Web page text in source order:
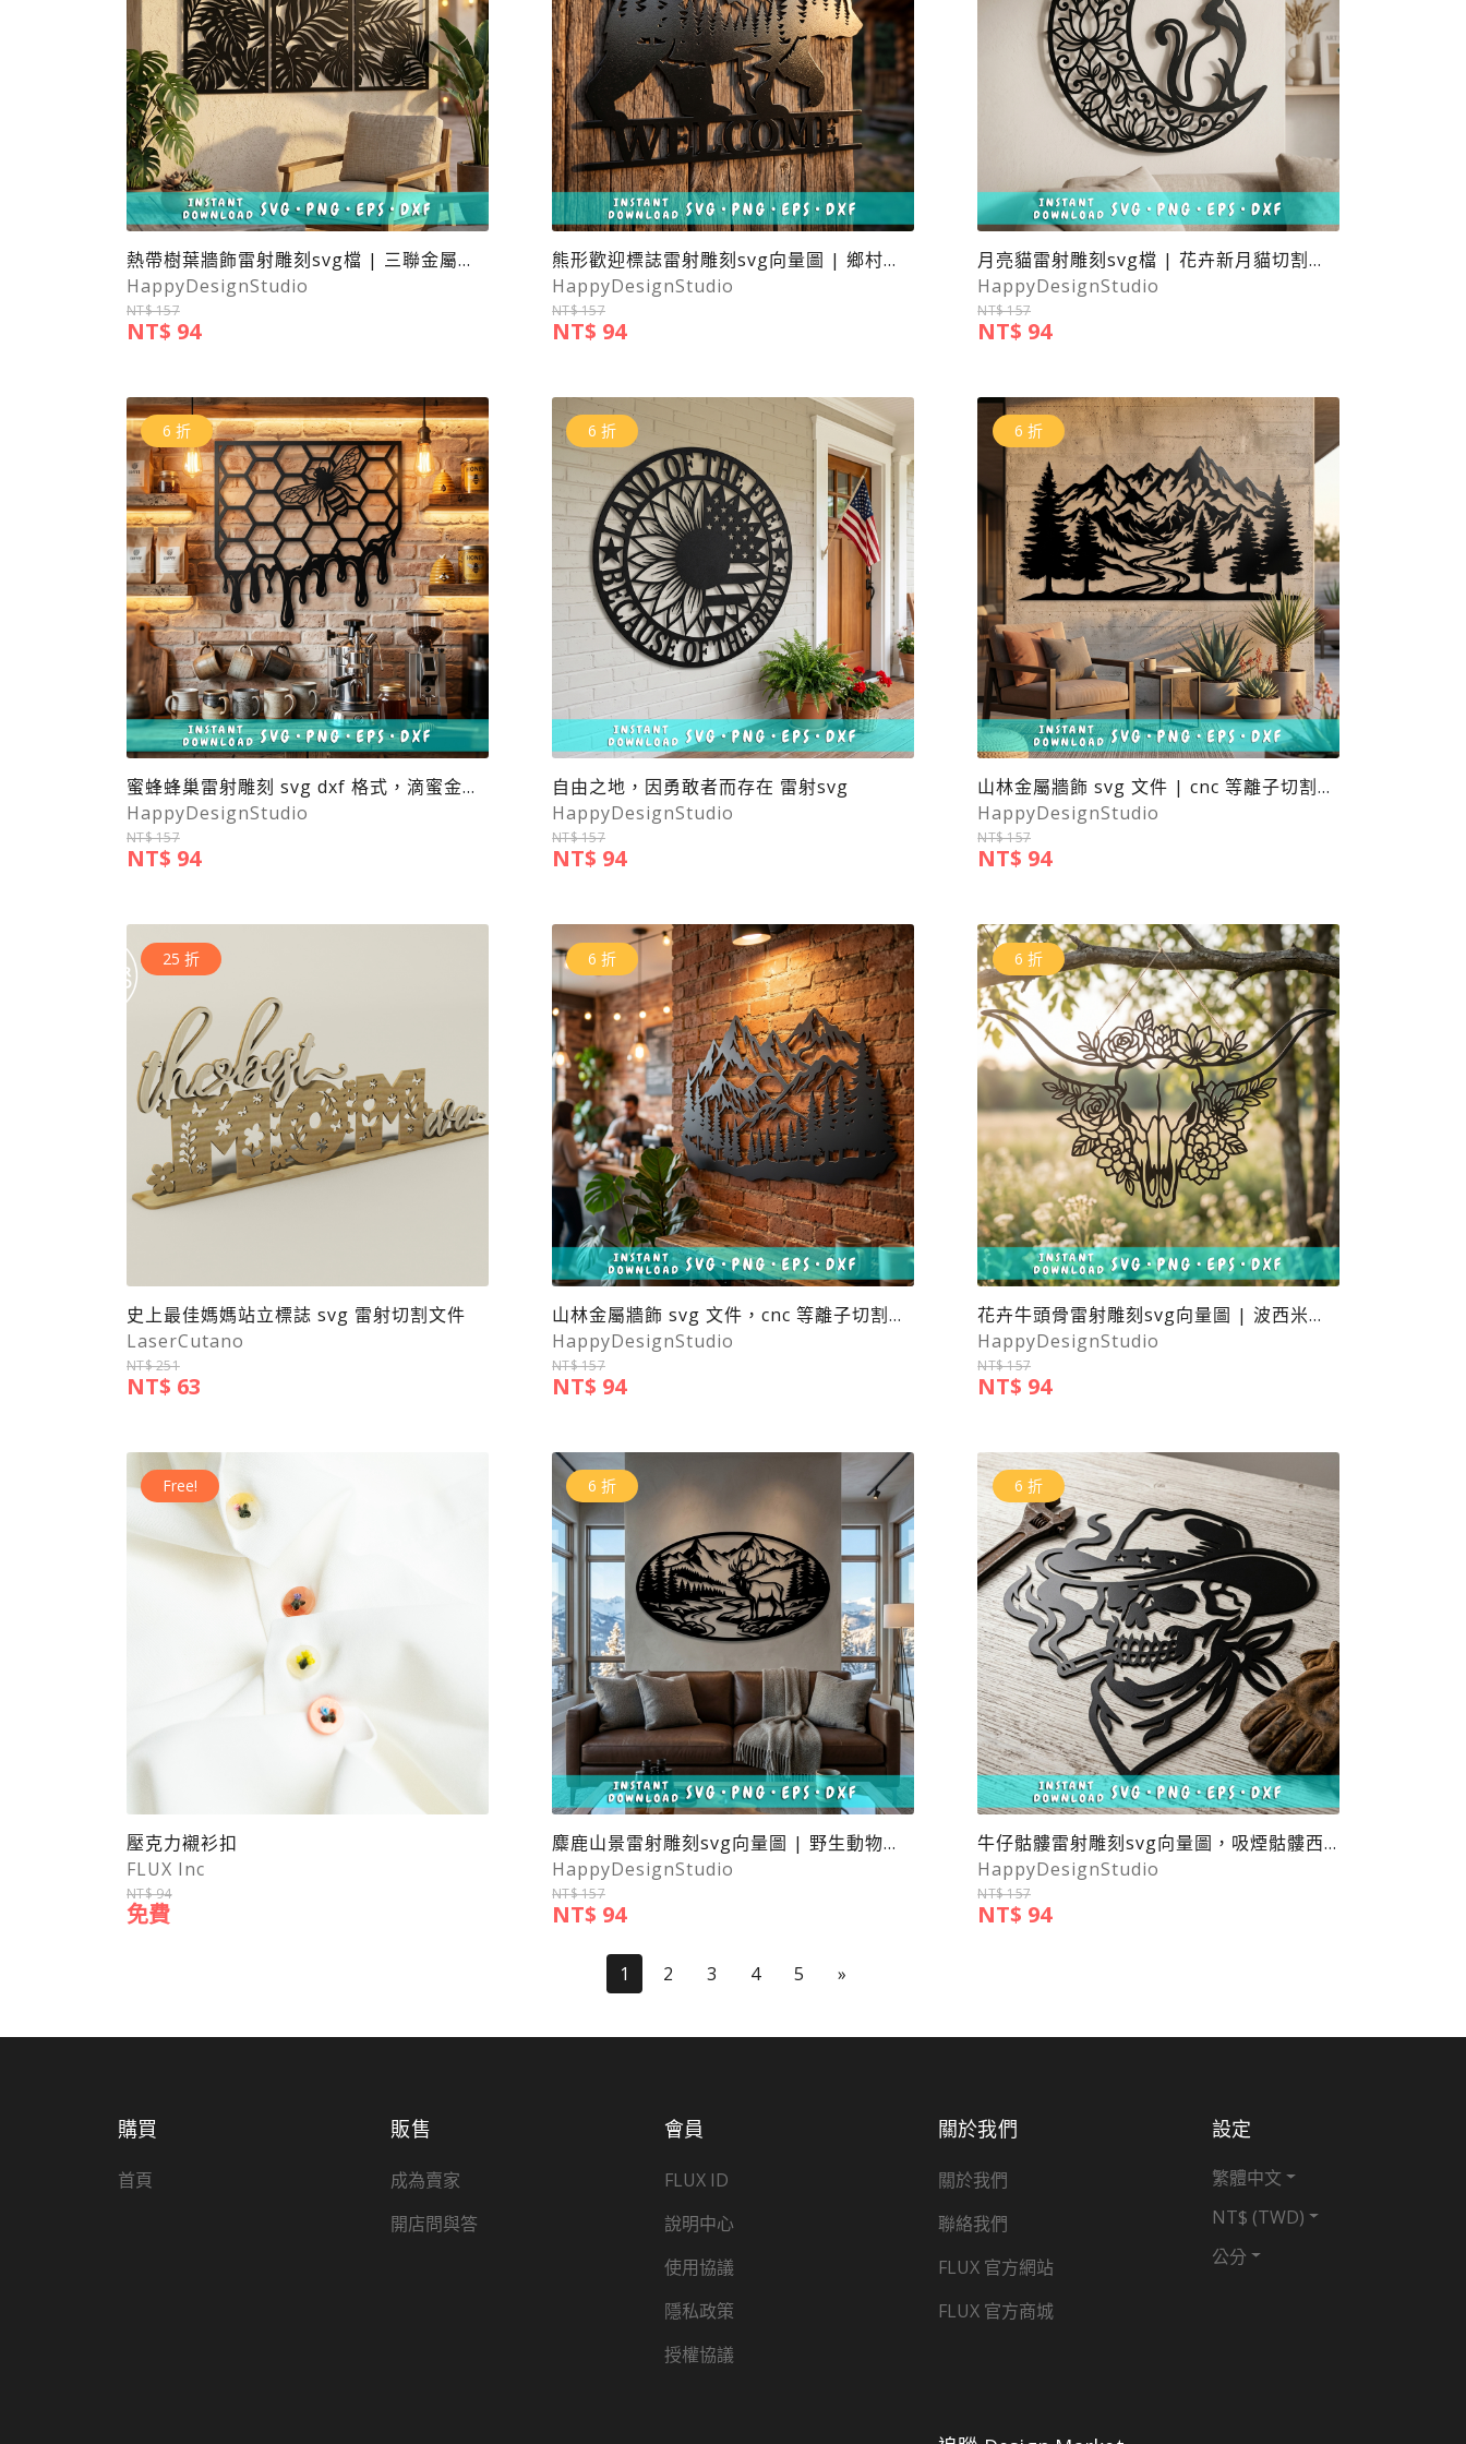
熱帶樹葉牆飾雷射雕刻svg檔 | 三聯金屬牆飾
HappyDesignStudio
NT$ 157
NT$ 94
熊形歡迎標誌雷射雕刻svg向量圖 | 鄉村小屋裝飾
HappyDesignStudio
NT$ 157
NT$ 94
月亮貓雷射雕刻svg檔 | 花卉新月貓切割文件
HappyDesignStudio
NT$ 157
NT$ 94
6 折
蜜蜂蜂巢雷射雕刻 svg dxf 格式，滴蜜金屬牆飾
HappyDesignStudio
NT$ 157
NT$ 94
6 折
自由之地，因勇敢者而存在 雷射svg
HappyDesignStudio
NT$ 157
NT$ 94
6 折
山林金屬牆飾 svg 文件 | cnc 等離子切割文件
HappyDesignStudio
NT$ 157
NT$ 94
25 折
史上最佳媽媽站立標誌 svg 雷射切割文件
LaserCutano
NT$ 251
NT$ 63
6 折
山林金屬牆飾 svg 文件，cnc 等離子切割文件
HappyDesignStudio
NT$ 157
NT$ 94
6 折
花卉牛頭骨雷射雕刻svg向量圖 | 波西米亞風牛頭骨svg向量圖
HappyDesignStudio
NT$ 157
NT$ 94
Free!
壓克力襯衫扣
FLUX Inc
NT$ 94
免費
6 折
麋鹿山景雷射雕刻svg向量圖 | 野生動物牆面藝術svg向量圖
HappyDesignStudio
NT$ 157
NT$ 94
6 折
牛仔骷髏雷射雕刻svg向量圖，吸煙骷髏西部牛仔帽dxf向量圖
HappyDesignStudio
NT$ 157
NT$ 94
1 (current)
2 3 4 5 »
購買
首頁
販售
成為賣家
開店問與答
會員
FLUX ID
說明中心
使用協議
隱私政策
授權協議
關於我們
關於我們
聯絡我們
FLUX 官方網站
FLUX 官方商城
設定
繁體中文
NT$ (TWD)
公分